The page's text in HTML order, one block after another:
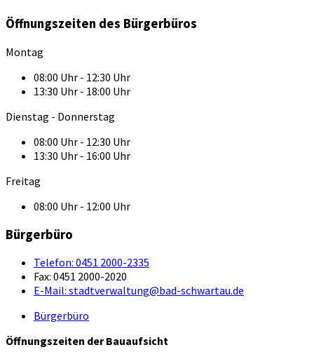
Öffnungszeiten des Bürgerbüros
Montag
08:00 Uhr - 12:30 Uhr
13:30 Uhr - 18:00 Uhr
Dienstag - Donnerstag
08:00 Uhr - 12:30 Uhr
13:30 Uhr - 16:00 Uhr
Freitag
08:00 Uhr - 12:00 Uhr
Bürgerbüro
Telefon: 0451 2000-2335
Fax: 0451 2000-2020
E-Mail: stadtverwaltung@bad-schwartau.de
Bürgerbüro
Öffnungszeiten der Bauaufsicht